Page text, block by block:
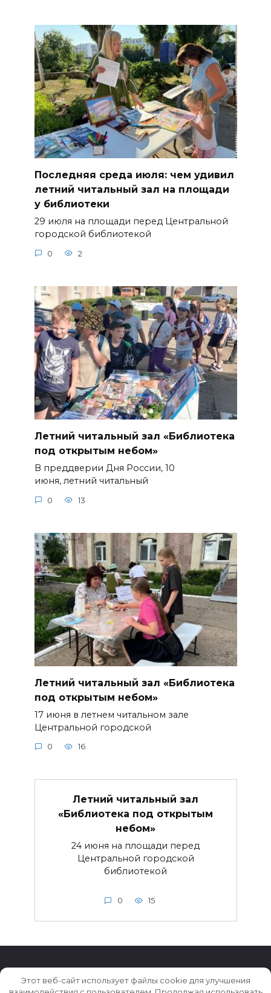
Последняя среда июля: чем удивил
летний читальный зал на площади
у библиотеки
29 июля на площади перед Центральной
городской библиотекой
0 2
Летний читальный зал «Библиотека
под открытым небом»
В преддверии Дня России, 10
июня, летний читальный
0 13
Летний читальный зал «Библиотека
под открытым небом»
17 июня в летнем читальном зале
Центральной городской
0 16
Летний читальный зал
«Библиотека под открытым
небом»
24 июня на площади перед
Центральной городской
библиотекой
0 15
Этот веб-сайт использует файлы cookie для улучшения